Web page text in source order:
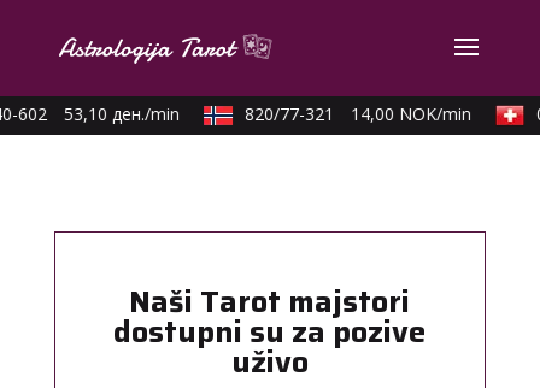
602 53,10 ден./min 820/77-321 14,00 NOK/min
Naši Tarot majstori
dostupni su za pozive
uživo